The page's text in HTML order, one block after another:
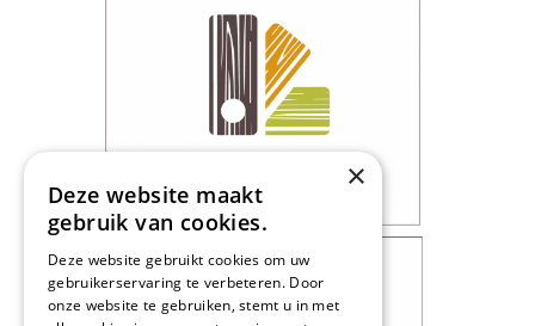
×
Deze website maakt
gebruik van cookies.
Deze website gebruikt cookies om uw
gebruikerservaring te verbeteren. Door
onze website te gebruiken, stemt u in met